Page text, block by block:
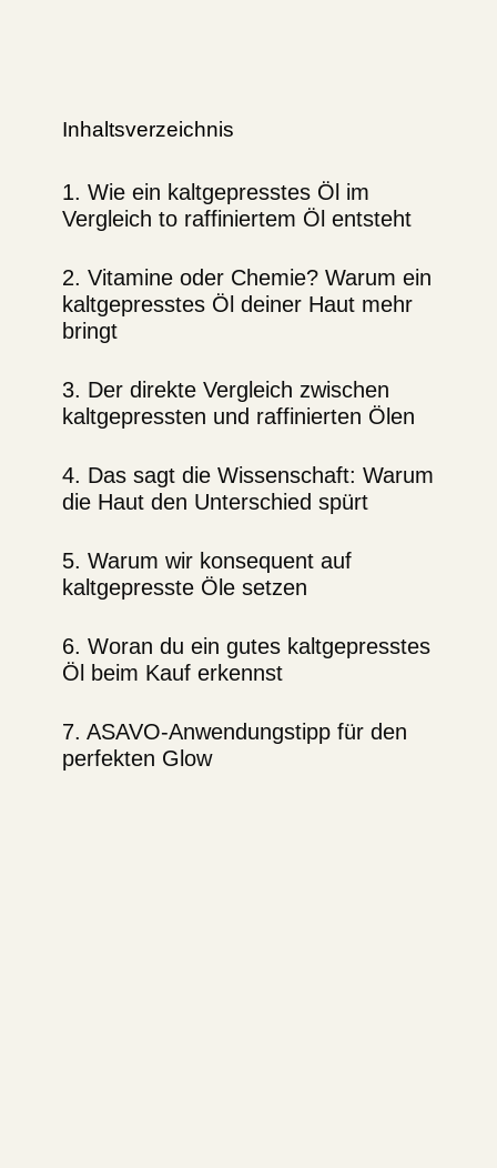
Inhaltsverzeichnis
1. Wie ein kaltgepresstes Öl im
Vergleich to raffiniertem Öl entsteht
2. Vitamine oder Chemie? Warum ein
kaltgepresstes Öl deiner Haut mehr
bringt
3. Der direkte Vergleich zwischen
kaltgepressten und raffinierten Ölen
4. Das sagt die Wissenschaft: Warum
die Haut den Unterschied spürt
5. Warum wir konsequent auf
kaltgepresste Öle setzen
6. Woran du ein gutes kaltgepresstes
Öl beim Kauf erkennst
7. ASAVO-Anwendungstipp für den
perfekten Glow